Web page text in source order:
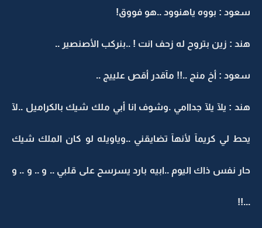
سعود : بووه ياهنوود ..هو فووق!
هند : زين بتروح له زحف انت ! ..بنركب الأصنصير ..
سعود : أخ منج ..!! مآقدر أقص علييج ..
هند : يلآ يلآ جداامي .وشوف انا أبي ملك شيك بالكراميل ..لآ
يحط لي كريمآ لأنهآ تضايقني ..وياويله لو كان الملك شيك
حار نفس ذاك اليوم ..ابيه بارد يسرسح على قلبي .. و .. و .. و
...!!